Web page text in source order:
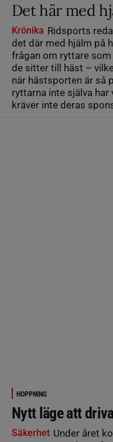
Det här med
Krönika Ridsports
det där med hjälm på
frågan om ryttare som
de sitter till häst –
när hästsporten är så
ryttarna inte själva
kräver inte deras
HOPPNING
Nytt läge att
Säkerhet Under året